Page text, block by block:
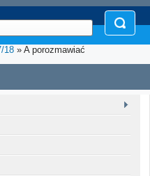
18 » A porozmawiać